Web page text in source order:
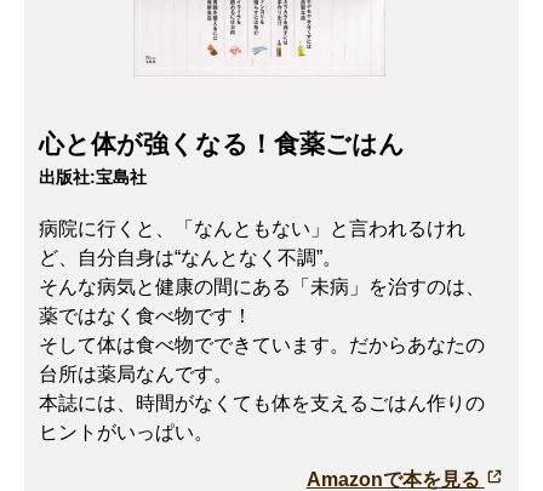
心と体が強くなる！食薬ごはん
出版社:宝島社
病院に行くと、「なんともない」と言われるけれ
ど、自分自身は“なんとなく不調”。
そんな病気と健康の間にある「未病」を治すのは、
薬ではなく食べ物です！
そして体は食べ物でできています。だからあなたの
台所は薬局なんです。
本誌には、時間がなくても体を支えるごはん作りの
ヒントがいっぱい。
Amazonで本を見る